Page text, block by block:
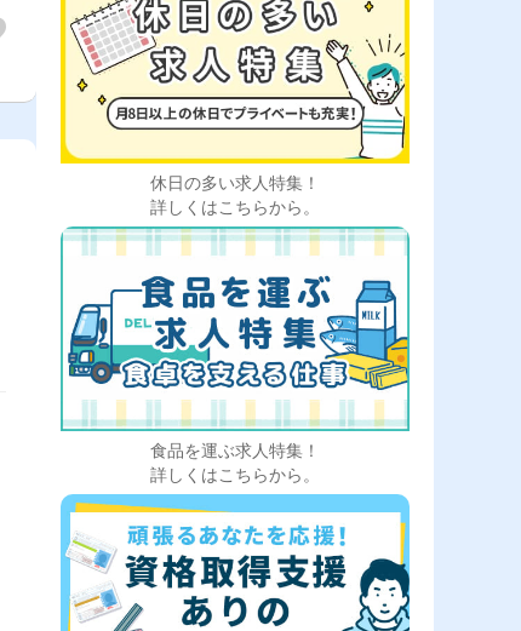
休日の多い求人特集！
詳しくはこちらから。
食品を運ぶ求人特集！
詳しくはこちらから。